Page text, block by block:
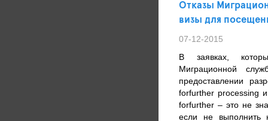
Отказы
визы для
07-12-2015
В заявках,
Миграционной
предоставлении
forfurther processing
forfurther – это не
если не выполнить